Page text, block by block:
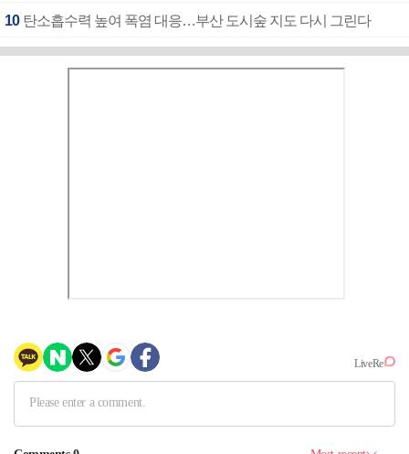
10 탄소흡수력 높여 폭염 대응…부산 도시숲 지도 다시 그린다